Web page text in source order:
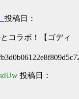
投稿日：
コラボ！【ゴディ
投稿日：